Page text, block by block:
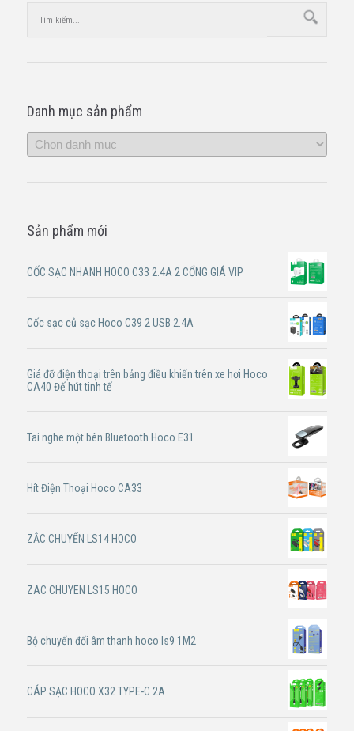
Danh mục sản phẩm
Sản phẩm mới
CỐC SẠC NHANH HOCO C33 2.4A 2 CỔNG GIÁ VIP
Cốc sạc củ sạc Hoco C39 2 USB 2.4A
Giá đỡ điện thoại trên bảng điều khiển trên xe hơi Hoco
CA40 Đế hút tinh tế
Tai nghe một bên Bluetooth Hoco E31
Hít Điện Thoại Hoco CA33
ZẮC CHUYỂN LS14 HOCO
ZAC CHUYEN LS15 HOCO
Bộ chuyển đổi âm thanh hoco ls9 1M2
CÁP SẠC HOCO X32 TYPE-C 2A